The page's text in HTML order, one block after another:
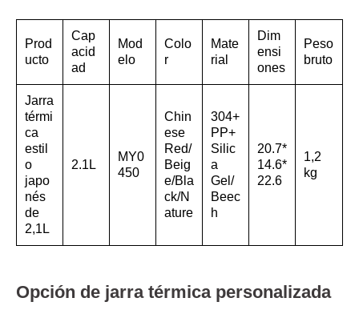
Prod
ucto
Cap
acid
ad
Mod
elo
Colo
r
Mate
rial
Dim
ensi
ones
Peso
bruto
Jarra
térmi
ca
estil
o
japo
nés
de
2,1L
2.1L
MY0
450
Chin
ese
Red/
Beig
e/Bla
ck/N
ature
304+
PP+
Silic
a
Gel/
Beec
h
20.7*
14.6*
22.6
1,2
kg
Opción de jarra térmica personalizada